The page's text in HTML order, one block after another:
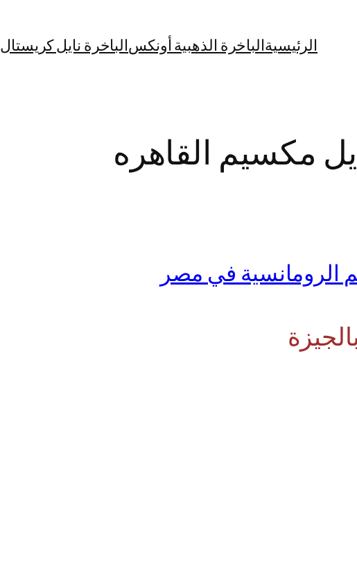
الرئيسيةالباخرة الذهبية أونكسالباخرة نايل كريستال
مكسيم القاهره
الرومانسية في مصر